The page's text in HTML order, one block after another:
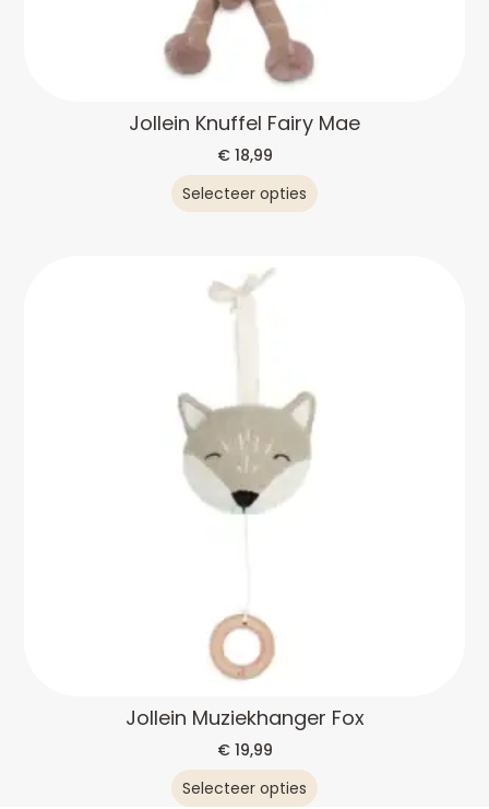
Jollein Knuffel Fairy Mae
€18,99
Selecteer opties
Jollein Muziekhanger Fox
€19,99
Selecteer opties